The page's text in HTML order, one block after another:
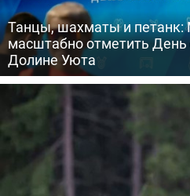
Танцы, шахматы и петанк:
масштабно отметить День
Долине Уюта